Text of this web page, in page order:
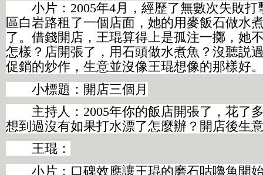
小片 ： 2005年4月，經歷了無數次失敗
區白岩路租了一個店面，她的用麥飯石做水
了。借錢開店，王琨算得上是孤注一擲，她
怎樣？店開張了，用石頭做水煮魚？沒聽説
促銷的炒作，生意並沒像王琨想像的那樣好
小標題：開店三個月
主持人：2005年你的飯店開張了，花了
想到過沒有如果打水漂了怎麼辦？開店後生
王琨：
小片：口碑效應讓王琨的磨石咕嚕魚開